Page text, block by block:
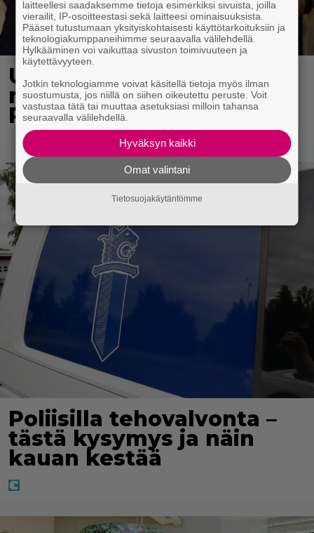
Uuno: Hjallis Harkimo
menee naimisiin Jasmine
Pajarin kanssa
Poliisilla tehovalvonta –
tästä kysymys ja näin
kauan kestää
laitteellesi saadaksemme tietoja esimerkiksi sivuista, joilla
vierailit, IP-osoitteestasi sekä laitteesi ominaisuuksista.
Pääset tutustumaan yksityiskohtaisesti käyttötarkoituksiin ja
teknologiakumppaneihimme seuraavalla välilehdellä.
Hylkääminen voi vaikuttaa sivuston toimivuuteen ja
käytettävyyteen.
Jotkin teknologiamme voivat käsitellä tietoja myös ilman
suostumusta, jos niillä on siihen oikeutettu peruste. Voit
vastustaa tätä tai muuttaa asetuksiasi milloin tahansa
seuraavalla välilehdellä.
Hyväksyn kaikki
Omat valintani
Tietosuojakäytäntömme